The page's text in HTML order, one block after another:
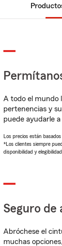
A todo el mundo
pertenencias y
puede ayudarle
Los precios están
*Los clientes siempre
disponibilidad y
Seguro de
Abróchese el
muchas